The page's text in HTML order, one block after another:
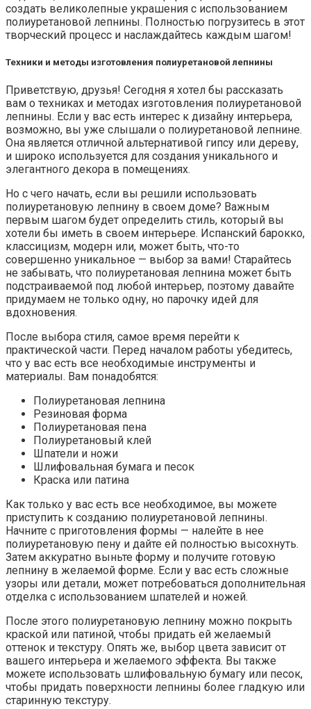
создать великолепные украшения с использованием
полиуретановой лепнины. Полностью погрузитесь в этот
творческий процесс и наслаждайтесь каждым шагом!
Техники и методы изготовления полиуретановой лепнины
Приветствую, друзья! Сегодня я хотел бы рассказать
вам о техниках и методах изготовления полиуретановой
лепнины. Если у вас есть интерес к дизайну интерьера,
возможно, вы уже слышали о полиуретановой лепнине.
Она является отличной альтернативой гипсу или дереву,
и широко используется для создания уникального и
элегантного декора в помещениях.
Но с чего начать, если вы решили использовать
полиуретановую лепнину в своем доме? Важным
первым шагом будет определить стиль, который вы
хотели бы иметь в своем интерьере. Испанский барокко,
классицизм, модерн или, может быть, что-то
совершенно уникальное — выбор за вами! Старайтесь
не забывать, что полиуретановая лепнина может быть
подстраиваемой под любой интерьер, поэтому давайте
придумаем не только одну, но парочку идей для
вдохновения.
После выбора стиля, самое время перейти к
практической части. Перед началом работы убедитесь,
что у вас есть все необходимые инструменты и
материалы. Вам понадобятся:
Полиуретановая лепнина
Резиновая форма
Полиуретановая пена
Полиуретановый клей
Шпатели и ножи
Шлифовальная бумага и песок
Краска или патина
Как только у вас есть все необходимое, вы можете
приступить к созданию полиуретановой лепнины.
Начните с приготовления формы — налейте в нее
полиуретановую пену и дайте ей полностью высохнуть.
Затем аккуратно выньте форму и получите готовую
лепнину в желаемой форме. Если у вас есть сложные
узоры или детали, может потребоваться дополнительная
отделка с использованием шпателей и ножей.
После этого полиуретановую лепнину можно покрыть
краской или патиной, чтобы придать ей желаемый
оттенок и текстуру. Опять же, выбор цвета зависит от
вашего интерьера и желаемого эффекта. Вы также
можете использовать шлифовальную бумагу или песок,
чтобы придать поверхности лепнины более гладкую или
старинную текстуру.